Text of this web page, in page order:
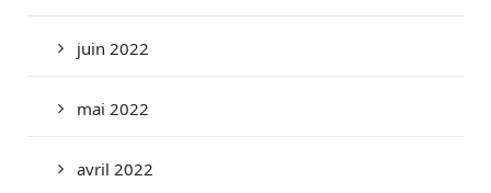
juin 2022
mai 2022
avril 2022